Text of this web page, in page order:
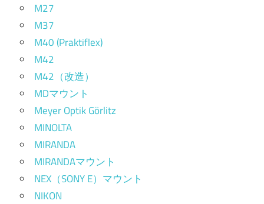
M27
M37
M40 (Praktiflex)
M42
M42（改造）
MDマウント
Meyer Optik Görlitz
MINOLTA
MIRANDA
MIRANDAマウント
NEX（SONY E）マウント
NIKON